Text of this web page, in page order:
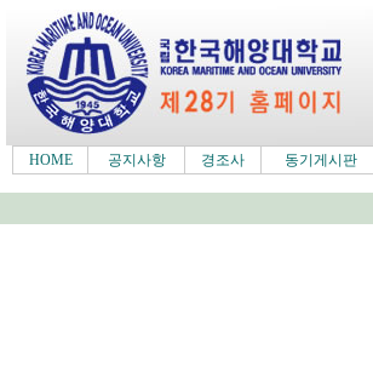
HOME 공지사항 경조사 동기게시판